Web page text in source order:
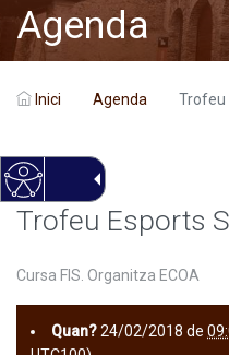
Agenda
Inici Agenda Trofeu
Trofeu Esports
Cursa FIS. Organitza ECOA
Quan?24/02/2018 de